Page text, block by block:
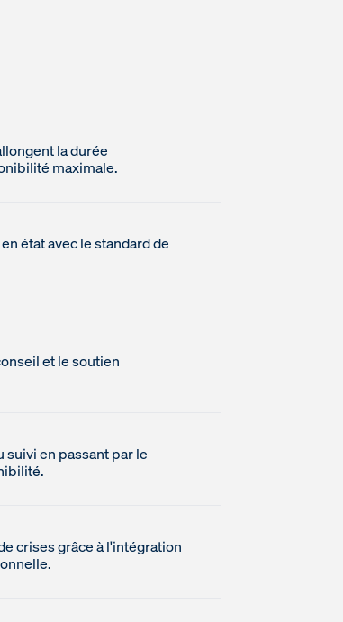
la durée
maximale.
état avec le standard de
et le soutien
suivi en passant par le
crises grâce à l'intégration